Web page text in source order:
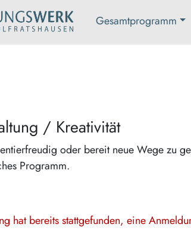
Gesamtprogramm
/ Kreativität
oder bereit neue Wege zu
Programm.
hat bereits stattgefunden, eine